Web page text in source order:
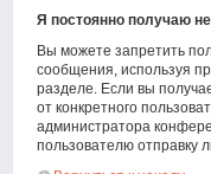
Я постоянно получаю
Вы можете запретить
сообщения, используя
разделе. Если вы
от конкретного
администратора
пользователю отправку